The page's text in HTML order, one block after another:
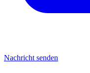
Nachricht senden